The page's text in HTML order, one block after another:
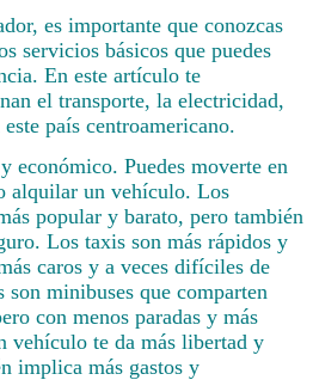
es importante que conozcas
servicios básicos que puedes
En este artículo te
el transporte, la electricidad,
país centroamericano.
económico. Puedes moverte en
alquilar un vehículo. Los
popular y barato, pero también
Los taxis son más rápidos y
caros y a veces difíciles de
minibuses que comparten
con menos paradas y más
vehículo te da más libertad y
implica más gastos y